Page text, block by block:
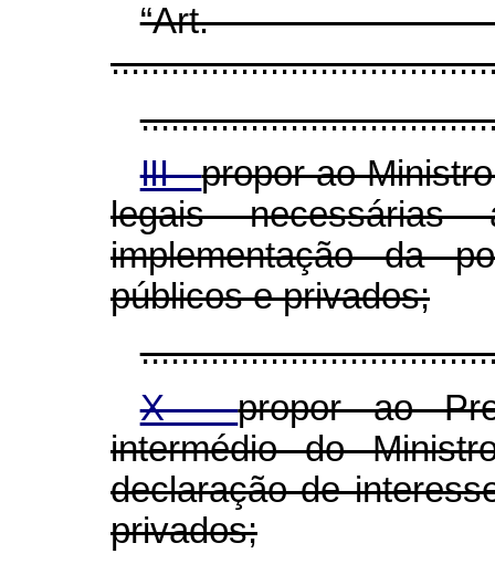
III -propor ao
legais
implementação da
públicos e privados;
X -propor ao
intermédio do
declaração de
privados;